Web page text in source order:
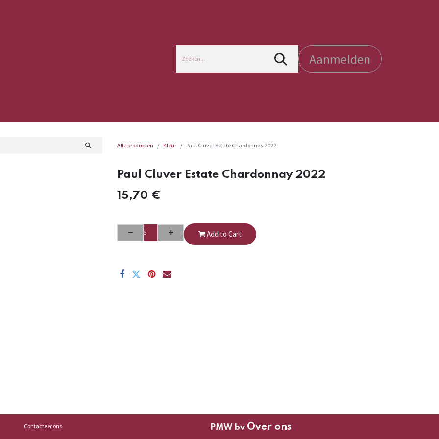
Aanmelden
Alle producten Kleur Paul Cluver Estate Chardonnay 2022
Paul Cluver Estate Chardonnay 2022
15,70 €
Add to Cart
Contacteer ons PMW bv Over ons